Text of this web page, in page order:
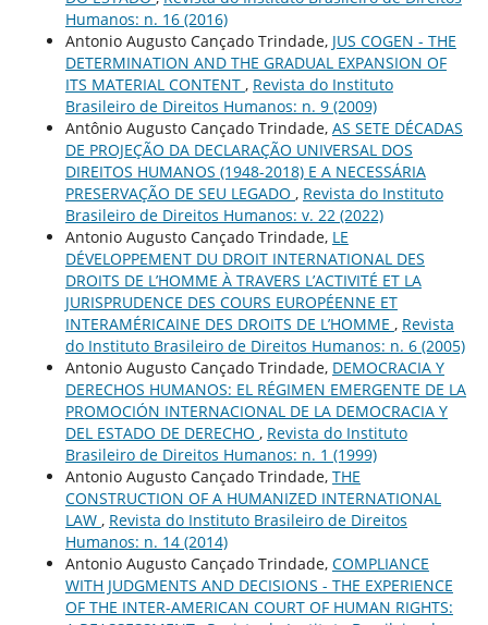
Humanos: n. 16 (2016)
Antonio Augusto Cançado Trindade, JUS COGEN - THE
DETERMINATION AND THE GRADUAL EXPANSION OF
ITS MATERIAL CONTENT , Revista do Instituto
Brasileiro de Direitos Humanos: n. 9 (2009)
Antônio Augusto Cançado Trindade, AS SETE DÉCADAS
DE PROJEÇÃO DA DECLARAÇÃO UNIVERSAL DOS
DIREITOS HUMANOS (1948-2018) E A NECESSÁRIA
PRESERVAÇÃO DE SEU LEGADO , Revista do Instituto
Brasileiro de Direitos Humanos: v. 22 (2022)
Antonio Augusto Cançado Trindade, LE
DÉVELOPPEMENT DU DROIT INTERNATIONAL DES
DROITS DE L’HOMME À TRAVERS L’ACTIVITÉ ET LA
JURISPRUDENCE DES COURS EUROPÉENNE ET
INTERAMÉRICAINE DES DROITS DE L’HOMME , Revista
do Instituto Brasileiro de Direitos Humanos: n. 6 (2005)
Antonio Augusto Cançado Trindade, DEMOCRACIA Y
DERECHOS HUMANOS: EL RÉGIMEN EMERGENTE DE LA
PROMOCIÓN INTERNACIONAL DE LA DEMOCRACIA Y
DEL ESTADO DE DERECHO , Revista do Instituto
Brasileiro de Direitos Humanos: n. 1 (1999)
Antonio Augusto Cançado Trindade, THE
CONSTRUCTION OF A HUMANIZED INTERNATIONAL
LAW , Revista do Instituto Brasileiro de Direitos
Humanos: n. 14 (2014)
Antonio Augusto Cançado Trindade, COMPLIANCE
WITH JUDGMENTS AND DECISIONS - THE EXPERIENCE
OF THE INTER-AMERICAN COURT OF HUMAN RIGHTS: